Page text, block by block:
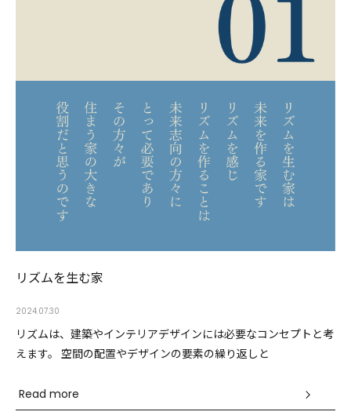
リズムを生む家
2024.07.30
リズムは、建築やインテリアデザインには必要なコンセプトと考
えます。 空間の配置やデザインの要素の繰り返しと
Read more